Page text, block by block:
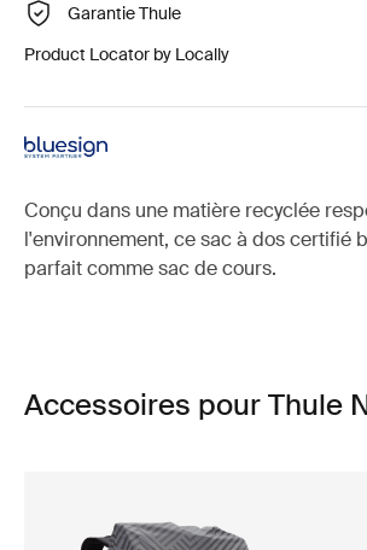
Garantie Thule
Product Locator by Locally
Conçu dans une matière recyclée
l'environnement, ce sac à dos certifié
parfait comme sac de cours.
Accessoires pour Thule